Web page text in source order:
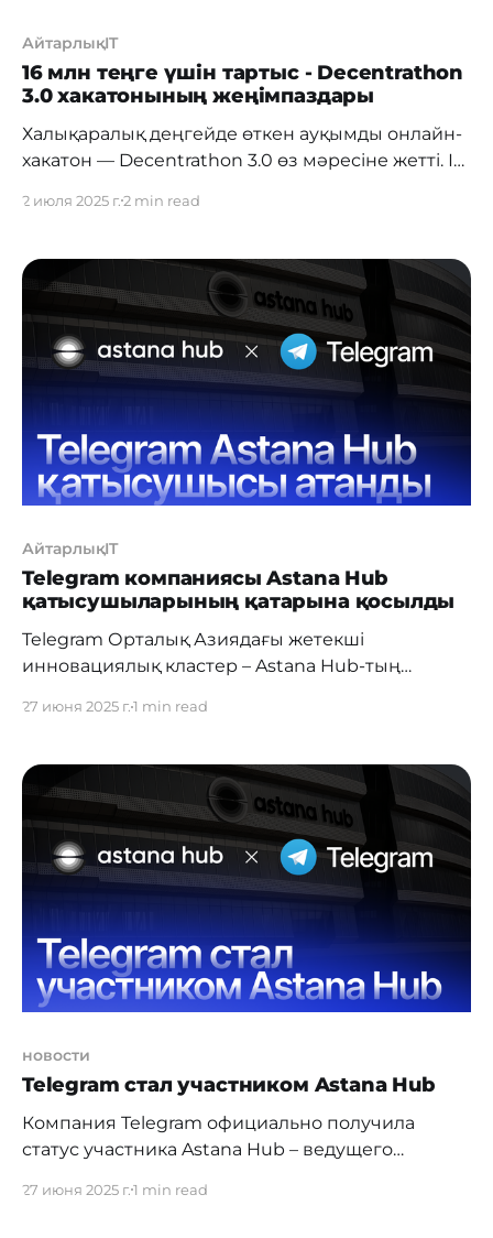
АйтарлықIT
16 млн теңге үшін тартыс - Decentrathon
3.0 хакатонының жеңімпаздары
Халықаралық деңгейде өткен ауқымды онлайн-
хакатон — Decentrathon 3.0 өз мәресіне жетті. Іс-
қосылып, үш күн ішінде 1300 команда жасанды
салалары бойынша 500-ден астам шешім
әзірледі. Жалпы жүлде қоры 16 миллион теңгені
құрады. Хакатон жеңімпаздары Қазақстанның
түрлі өңірлерінен шыққан. Kazakhtelecom
ұсынған тректе
2 июля 2025 г.2 min read
АйтарлықIT
Telegram компаниясы Astana Hub
қатысушыларының қатарына қосылды
Telegram Орталық Азиядағы жетекші
инновациялық кластер – Astana Hub-тың
технологиялық платформа. Бүгінде ол әлем
бойынша ең көп жүктелетін бес қосымшаның
қатарында. Ай сайын платформаға бір
миллиардтан астам белсенді қолданушы кіреді.
Telegram ішіндегі Mini Apps веб-қосымшалары
арқылы түрлі сервистер,
27 июня 2025 г.1 min read
новости
Telegram стал участником Astana Hub
Компания Telegram официально получила
статус участника Astana Hub – ведущего
Сегодня Telegram входит в пятёрку самых
27 июня 2025 г.1 min read